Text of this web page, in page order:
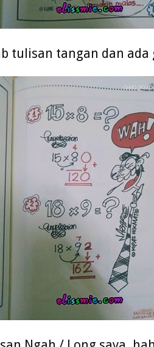
tulisan tangan dan